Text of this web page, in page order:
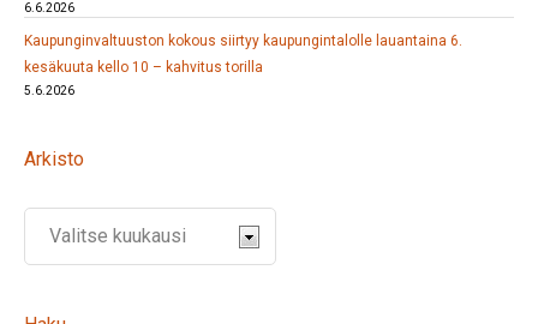
6.6.2026
Kaupunginvaltuuston kokous siirtyy kaupungintalolle lauantaina 6.
kesäkuuta kello 10 – kahvitus torilla
5.6.2026
Arkisto